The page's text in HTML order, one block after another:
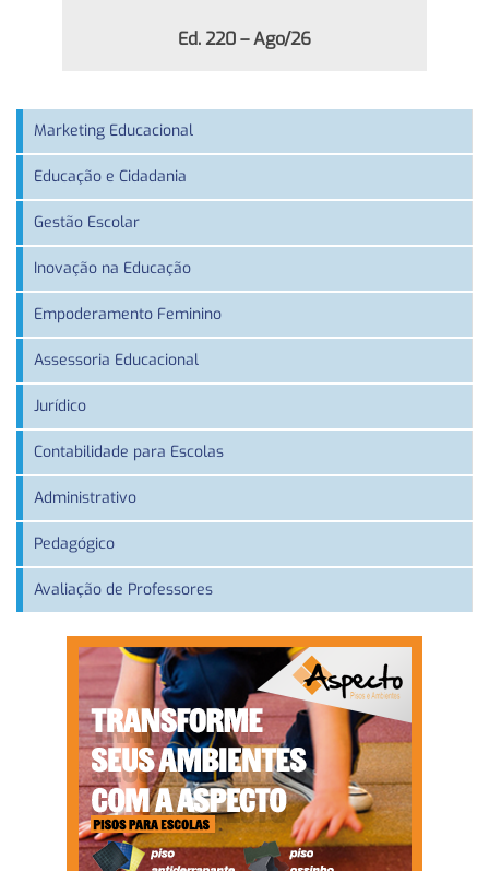
Ed. 220 – Ago/26
Marketing Educacional
Educação e Cidadania
Gestão Escolar
Inovação na Educação
Empoderamento Feminino
Assessoria Educacional
Jurídico
Contabilidade para Escolas
Administrativo
Pedagógico
Avaliação de Professores